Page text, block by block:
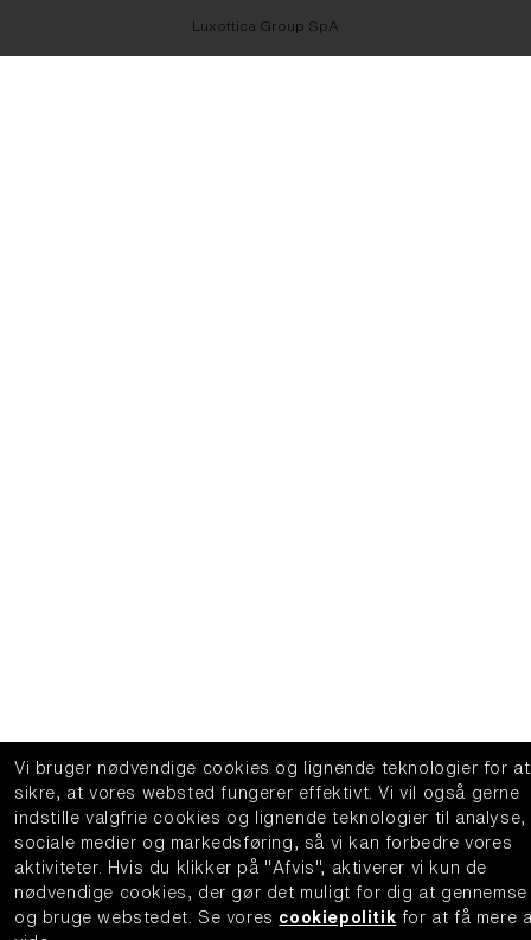
Luxottica Group SpA
Vi bruger nødvendige cookies og lignende teknologier for at
sikre, at vores websted fungerer effektivt.
Vi vil også gerne
indstille valgfrie cookies og lignende teknologier til analyse,
sociale medier og markedsføring, så vi kan forbedre vores
aktiviteter.
Hvis du klikker på "Afvis", aktiverer vi kun de
nødvendige cookies, der gør det muligt for dig at gennemse
og bruge webstedet.
Se vores cookiepolitik for at få mere